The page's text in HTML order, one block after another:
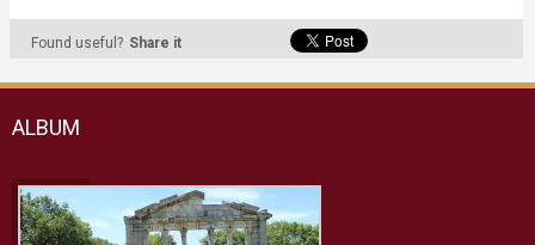
Found useful? Share it
ALBUM